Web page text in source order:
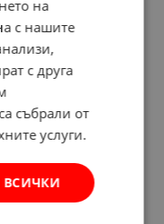
на
с нашите
с друга
събрали от
услуги.
ВСИЧКИ